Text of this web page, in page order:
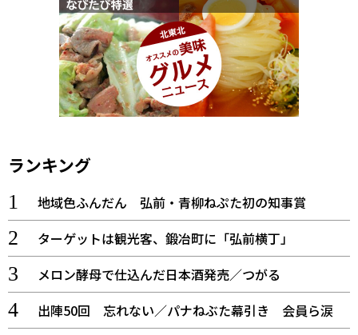
ランキング
地域色ふんだん 弘前・青柳ねぷた初の知事賞
ターゲットは観光客、鍛冶町に「弘前横丁」
メロン酵母で仕込んだ日本酒発売／つがる
出陣50回 忘れない／パナねぶた幕引き 会員ら涙